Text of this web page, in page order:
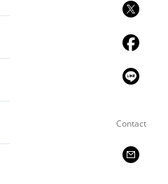
Contact